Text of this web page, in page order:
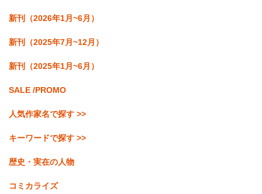
新刊（2026年1月~6月）
新刊（2025年7月~12月）
新刊（2025年1月~6月）
SALE /PROMO
人気作家名で探す >>
キーワードで探す >>
歴史・実在の人物
コミカライズ